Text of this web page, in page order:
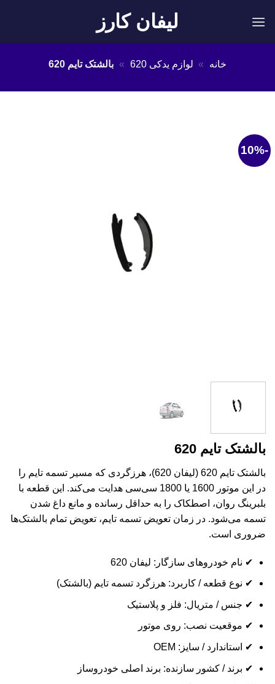
لیفان کارز
خانه » لوازم یدکی 620 » بالشتک تایم 620
-10%
بالشتک تایم 620
بالشتک تایم 620 (لیفان 620)، هرزگردی که مسیر تسمه تایم را
در این موتور 1600 یا 1800 سی‌سی هدایت می‌کند. این قطعه با
بلبرینگ روان، اصطکاک را به حداقل رسانده و مانع داغ شدن
تسمه می‌شود. در زمان تعویض تسمه تایم، تعویض تمام بالشتک‌ها
ضروری است.
✔ نام خودروهای سازگار: لیفان 620
✔ نوع قطعه / کاربرد: هرزگرد تسمه تایم (بالشتک)
✔ جنس / متریال: فلز و پلاستیک
✔ موقعیت نصب: روی موتور
✔ استاندارد / سایز: OEM
✔ برند / کشور سازنده: برند اصلی خودروساز